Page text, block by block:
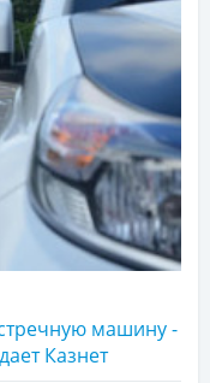
машину -
Казнет